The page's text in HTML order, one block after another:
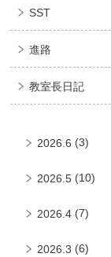
SST
進路
教室長日記
2026.6 (3)
2026.5 (10)
2026.4 (7)
2026.3 (6)